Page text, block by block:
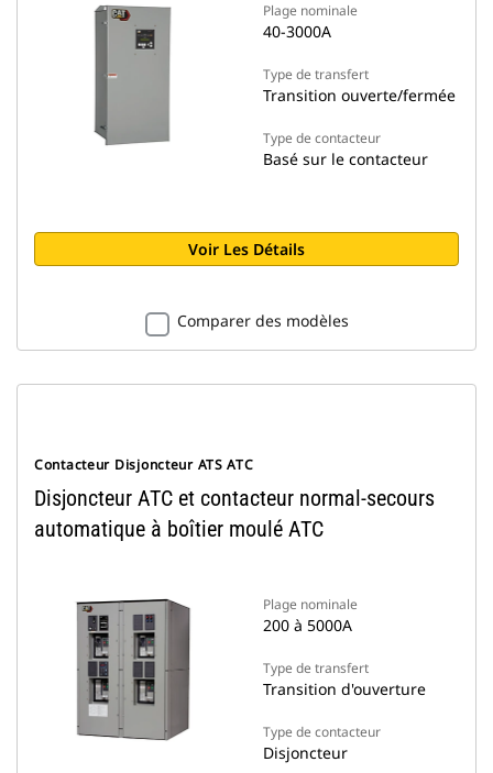
Plage nominale
40-3000A
Type de transfert
Transition ouverte/fermée
Type de contacteur
Basé sur le contacteur
Voir Les Détails
Comparer des modèles
Contacteur Disjoncteur ATS ATC
Disjoncteur ATC et contacteur normal-secours
automatique à boîtier moulé ATC
Plage nominale
200 à 5000A
Type de transfert
Transition d'ouverture
Type de contacteur
Disjoncteur